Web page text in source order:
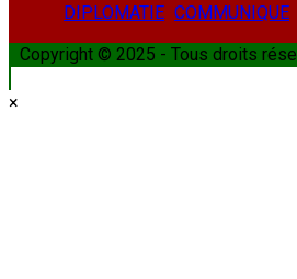
DIPLOMATIE COMMUNIQUE
Copyright © 2025 - Tous droits
×